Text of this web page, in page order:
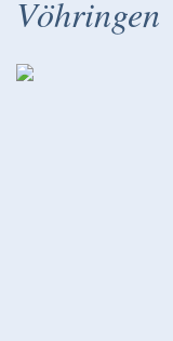
Vöhringen